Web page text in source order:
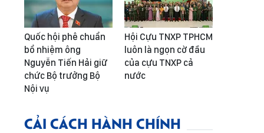
Quốc hội phê chuẩn
bổ nhiệm ông
Nguyễn Tiến Hải giữ
chức Bộ trưởng Bộ
Nội vụ
Hội Cựu TNXP TPHCM
luôn là ngọn cờ đầu
của cựu TNXP cả
nước
CẢI CÁCH HÀNH CHÍNH